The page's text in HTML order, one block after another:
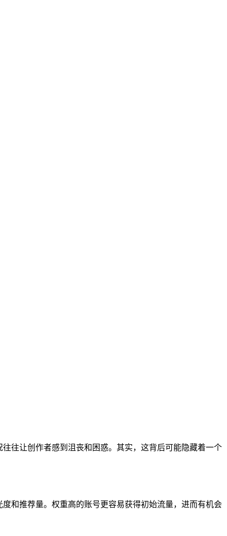
往让创作者感到沮丧和困惑。其实，这背后可能隐藏着一个
和推荐量。权重高的账号更容易获得初始流量，进而有机会